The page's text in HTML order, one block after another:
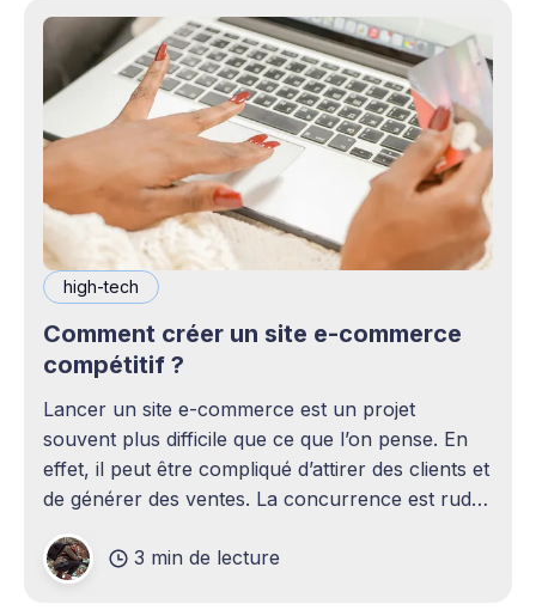
high-tech
Comment créer un site e-commerce
compétitif ?
Lancer un site e-commerce est un projet
souvent plus difficile que ce que l’on pense. En
effet, il peut être compliqué d’attirer des clients et
de générer des ventes. La concurrence est rude
performants peuvent tirer leur épingle du
3 min de lecture